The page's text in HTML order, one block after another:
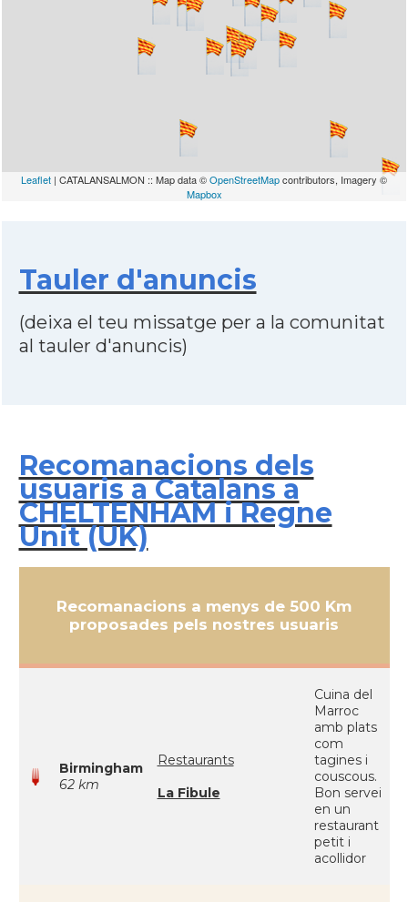
Leaflet | CATALANSALMON :: Map data ©OpenStreetMapcontributors, Imagery ©
Mapbox
Tauler d'anuncis
(deixa el teu missatge per a la comunitat
al tauler d'anuncis)
Recomanacions dels
usuaris a Catalans a
CHELTENHAM i Regne
Unit (UK)
Recomanacions a menys de 500 Km
proposades pels nostres usuaris
Birmingham
62 km
Restaurants
La Fibule
Cuina del
Marroc
amb plats
com
tagines i
couscous.
Bon servei
en un
restaurant
petit i
acollidor